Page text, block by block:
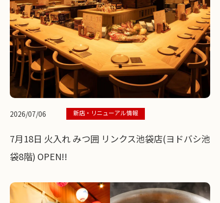
2026/07/06 新店・リニューアル情報
7月18日 火入れ みつ囲 リンクス池袋店(ヨドバシ池
袋8階) OPEN!!